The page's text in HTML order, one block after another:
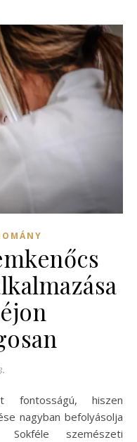
nagyban befolyásolja
Sokféle szemészeti